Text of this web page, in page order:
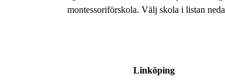
montessoriförskola. Välj skola i listan
Linköping